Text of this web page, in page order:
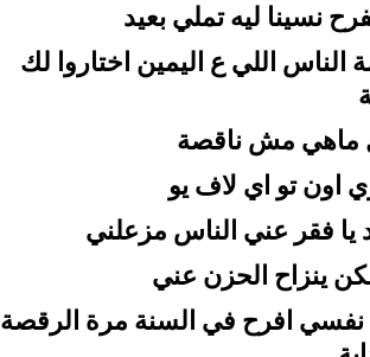
نسينا ليه تملي بعيد
اللي ع اليمين اختاروا لك
ماهي مش ناقصة
اون تو اي لاف يو
فقر عني الناس مزعلني
ينزاح الحزن عني
نفسي افرح في السنة مرة الرقصة